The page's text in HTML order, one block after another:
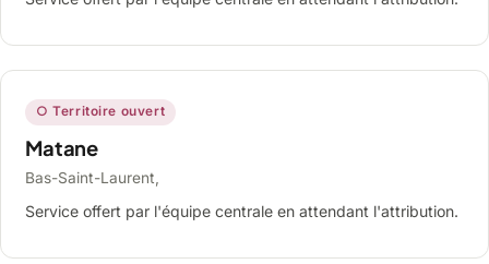
○ Territoire ouvert
Matane
Bas-Saint-Laurent,
Service offert par l'équipe centrale en attendant l'attribution.